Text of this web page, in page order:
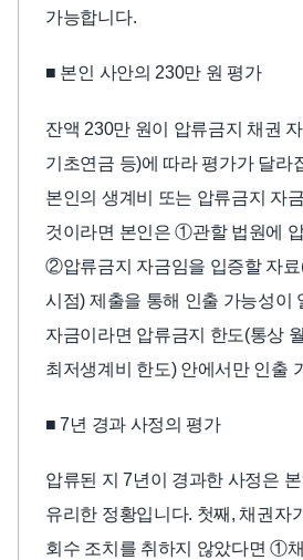
가능합니다.
■ 본인 사안의 230만 원 평가
잔액 230만 원이 압류금지 채권
기초연금 등)에 따라 평가가 달라
본인의 생계비 또는 압류금지 자
것이라면 본인은 ①관할 법원에
②압류금지 자금임을 입증할 자료
시점) 제출을 통해 인출 가능성이
자금이라면 압류금지 한도(통상
최저생계비 한도) 안에서만 인출
■ 7년 경과 사정의 평가
압류된 지 7년이 경과한 사정은
유리한 정황입니다. 첫째, 채권자
회수 조치를 취하지 않았다면 ①